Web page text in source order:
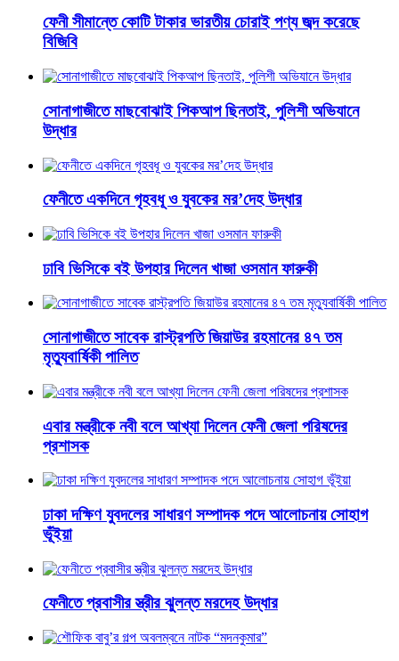
ফেনী সীমান্তে কোটি টাকার ভারতীয় চোরাই পণ্য জব্দ করেছে
বিজিবি
সোনাগাজীতে মাছবোঝাই পিকআপ ছিনতাই, পুলিশী অভিযানে
উদ্ধার
ফেনীতে একদিনে গৃহবধূ ও যুবকের মর’দেহ উদ্ধার
ঢাবি ভিসিকে বই উপহার দিলেন খাজা ওসমান ফারুকী
সোনাগাজীতে সাবেক রাস্ট্রপতি জিয়াউর রহমানের ৪৭ তম
মৃত্যুবার্ষিকী পালিত
এবার মন্ত্রীকে নবী বলে আখ্যা দিলেন ফেনী জেলা পরিষদের
প্রশাসক
ঢাকা দক্ষিণ যুবদলের সাধারণ সম্পাদক পদে আলোচনায় সোহাগ
ভূঁইয়া
ফেনীতে প্রবাসীর স্ত্রীর ঝুলন্ত মরদেহ উদ্ধার